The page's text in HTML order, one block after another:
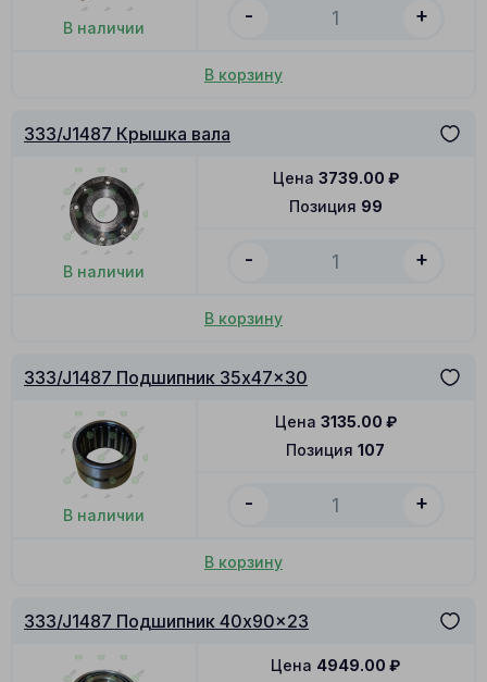
В наличии
- +
В корзину
333/J1487 Крышка вала
В наличии
Позиция 99
Цена 3739.00 ₽
- +
В корзину
333/J1487 Подшипник 35x47x30
В наличии
Позиция 107
Цена 3135.00 ₽
- +
В корзину
333/J1487 Подшипник 40x90x23
Цена 4949.00 ₽